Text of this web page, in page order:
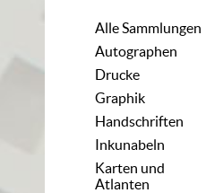
Alle Sammlungen
Autographen
Drucke
Graphik
Handschriften
Inkunabeln
Karten und
Atlanten